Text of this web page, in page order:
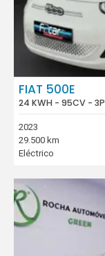
FIAT 500E
24 KWH - 95CV - 3P
2023
29.500 km
Eléctrico